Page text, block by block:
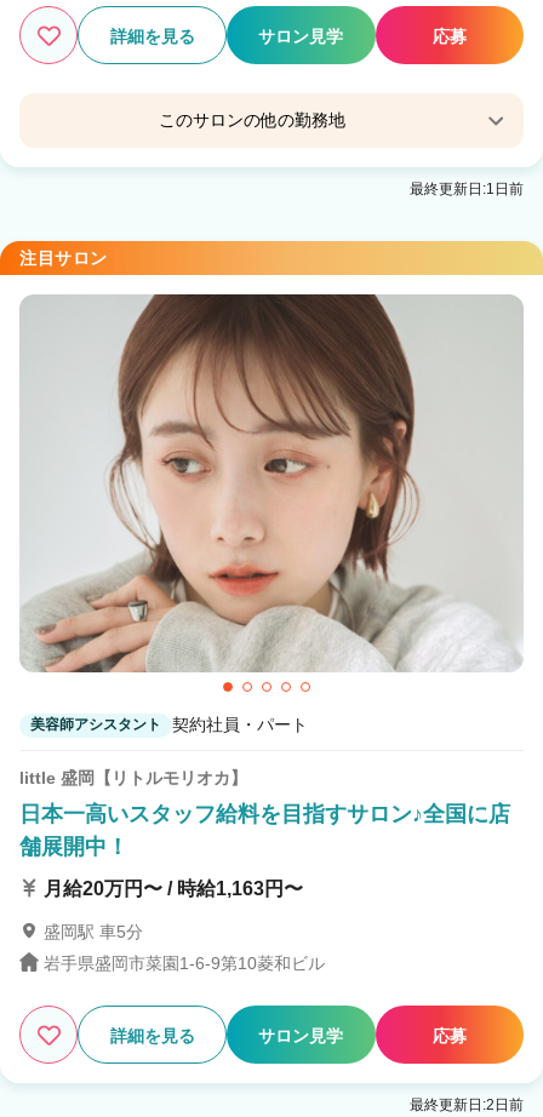
詳細を見る サロン見学 応募
このサロンの他の勤務地
Agu hair gisele花巻
Agu hair rudi 水沢
Agu hair marry運動公園前店
Agu hair figaro北上
江釣子駅 車5分
Agu hair mahalo 矢巾
矢幅駅 徒歩5分
Agu hair journey 紫波
紫波中央駅 徒歩3分
最終更新日:1日前
注目サロン
美容師アシスタント 契約社員・パート
little 盛岡【リトルモリオカ】
日本一高いスタッフ給料を目指すサロン♪全国に店
舗展開中！
月給20万円〜 / 時給1,163円〜
盛岡駅 車5分
岩手県盛岡市菜園1-6-9第10菱和ビル
詳細を見る サロン見学 応募
最終更新日:2日前